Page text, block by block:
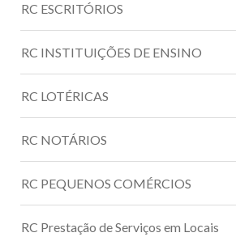
RC ESCRITÓRIOS
RC INSTITUIÇÕES DE ENSINO
RC LOTÉRICAS
RC NOTÁRIOS
RC PEQUENOS COMÉRCIOS
RC Prestação de Serviços em Locais